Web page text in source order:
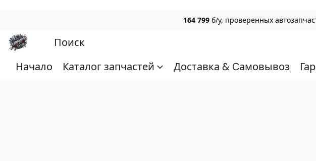
164 799 б/у, проверенных
Начало Каталог запчастей Доставка & Cамовывоз